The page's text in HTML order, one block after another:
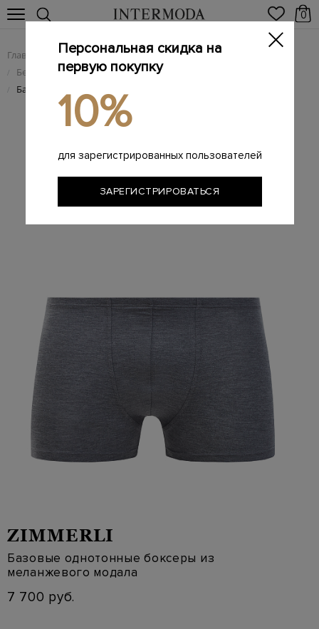
0
Главная Мужчинам / Одежда
/ Белье и домашняя одежда
/ Базовые однотонные боксеры из меланжевого модала
ZIMMERLI
Базовые однотонные боксеры из
меланжевого модала
7 700 руб.
Персональная скидка на
первую покупку
10%
для зарегистрированных пользователей
ЗАРЕГИСТРИРОВАТЬСЯ